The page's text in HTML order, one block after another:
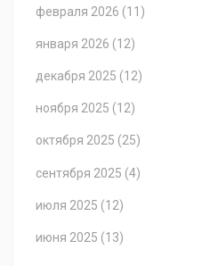
февраля 2026 (11)
января 2026 (12)
декабря 2025 (12)
ноября 2025 (12)
октября 2025 (25)
сентября 2025 (4)
июля 2025 (12)
июня 2025 (13)